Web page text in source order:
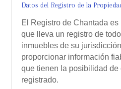
Datos del Registro de la
El Registro de Chantada
que lleva un registro de
inmuebles de su
proporcionar información
que tienen la posibilidad de
registrado.